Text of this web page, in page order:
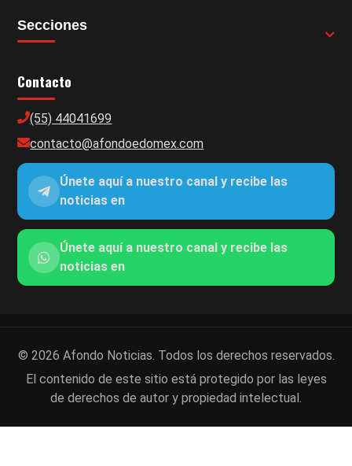
Secciones
Contacto
(55) 44041699
contacto@afondoedomex.com
Únete aquí a nuestro canal y recibe las
noticias en
Únete aquí a nuestro canal y recibe las
noticias en
© 2026 Afondo Noticias. Todos los derechos reservados.
El contenido de este sitio está protegido por las leyes
de derechos de autor y propiedad intelectual.